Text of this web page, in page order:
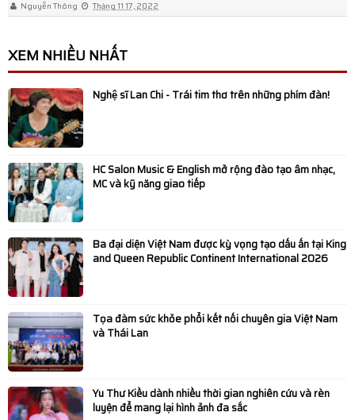
Trạm Phóng Tương Lai mùa 7 bàn giao trường học mới,
mang Tết Thiếu nhi ấm áp đến trẻ em Gia Lai
Toàn Cảnh TEDxUEB 2026: Không Gian Kết Nối Ý Tưởng
Và Lan Tỏa Tinh Thần “Convergence”
Diễn viên Dương Phi Long: “Ngẫm - Cười” là tiếng cười
chậm giữa thời đại ồn ào
HANE tổ chức tham quan Biwase E.T.S: Khẳng định vai
trò tiên phong trong bảo vệ môi trường
Bùi Lan Anh đăng quang Hoa khôi UEB Charming 2025
Lan tỏa hành trình xanh vì biển đảo: Hơn 350.000 cây
được đưa ra Trường Sa giai đoạn 2024-2025
Âm nhạc kết nối hai thế hệ trong “Hello Việt Nam” phiên
Nguyễn Thông Tháng 11 17, 2022
XEM NHIỀU NHẤT
Nghệ sĩ Lan Chi - Trái tim thơ trên những phím đàn!
HC Salon Music & English mở rộng đào tạo âm nhạc,
MC và kỹ năng giao tiếp
Ba đại diện Việt Nam được kỳ vọng tạo dấu ấn tại King
and Queen Republic Continent International 2026
Tọa đàm sức khỏe phổi kết nối chuyên gia Việt Nam
và Thái Lan
Yu Thư Kiều dành nhiều thời gian nghiên cứu và rèn
luyện để mang lại hình ảnh đa sắc